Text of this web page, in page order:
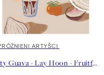
ARTYŚCI
Arty Guava - Lay Hoon - Fruitful Spread Plakat